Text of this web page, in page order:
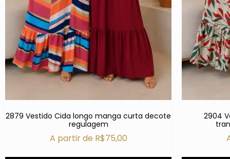
2879 Vestido Cida longo manga curta decote
regulagem
A partir de R$75,00
2904